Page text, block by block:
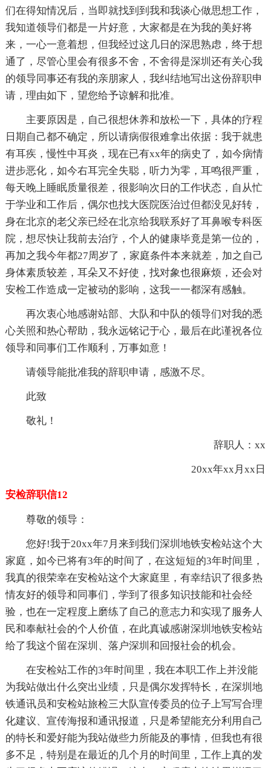
们在得知情况后，当即就找到到我和我谈心做思想工作，
我知道领导们都是一片好意，大家都是在为我的美好将
来，一心一意着想，但我经过这几日的深思熟虑，终于想
通了，尽管心里会有很多不舍，不舍得是深圳还有关心我
的领导同事还有我的亲朋家人，我纠结地写出这份辞职申
请，理由如下，望您给予谅解和批准。
主要原因是，自己很想休养和放松一下，具体的疗程
日期自己都不确定，所以请病假很难拿出依据：我于就患
有耳疾，慢性中耳炎，现在已有xx年的病史了，如今病情
进步恶化，如今右耳完全失聪，听力为零，耳鸣很严重，
每天晚上睡眠质量很差，很影响次日的工作状态，自从忙
于学业和工作后，偶尔也找大医院医治过但都没见好转，
身在北京的老父亲已经在北京给我联系好了耳鼻喉专科医
院，想尽快让我前去治疗，个人的健康毕竟是第一位的，
再加之我今年都27周岁了，家庭条件本来就差，加之自己
身体素质较差，耳朵又不好使，找对象也很麻烦，还会对
安检工作造成一定被动的影响，这我一一都深有感触。
再次衷心地感谢站部、大队和中队的领导们对我的悉
心关照和热心帮助，我永远铭记于心，最后在此谨祝各位
领导和同事们工作顺利，万事如意！
请领导能批准我的辞职申请，感激不尽。
此致
敬礼！
辞职人：xx
20xx年xx月xx日
安检辞职信12
尊敬的领导：
您好!我于20xx年7月来到我们深圳地铁安检站这个大
家庭，如今已将有3年的时间了，在这短短的3年时间里，
我真的很荣幸在安检站这个大家庭里，有幸结识了很多热
情友好的领导和同事们，学到了很多知识技能和社会经
验，也在一定程度上磨练了自己的意志力和实现了服务人
民和奉献社会的个人价值，在此真诚感谢深圳地铁安检站
给了我这个留在深圳、落户深圳和回报社会的机会。
在安检站工作的3年时间里，我在本职工作上并没能
为我站做出什么突出业绩，只是偶尔发挥特长，在深圳地
铁通讯员和安检站旅检三大队宣传委员的位子上写写合理
化建议、宣传海报和通讯报道，只是希望能充分利用自己
的特长和爱好能为我站做些力所能及的事情，但我也有很
多不足，特别是在最近的几个月的时间里，工作上真的发